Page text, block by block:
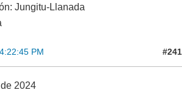
Jungitu-Llanada
PM #241
2024